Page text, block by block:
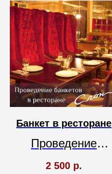
Банкет в ресторане
Проведение
банкетов.
2 500 р.